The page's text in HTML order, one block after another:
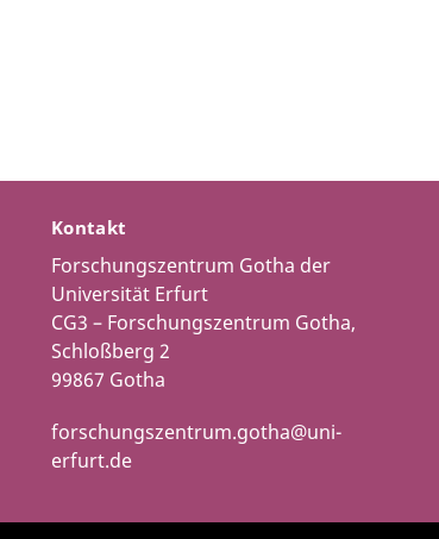
Kontakt
Forschungszentrum Gotha der
Universität Erfurt
CG3 – Forschungszentrum Gotha,
Schloßberg 2
99867 Gotha
forschungszentrum.gotha@uni-
erfurt.de